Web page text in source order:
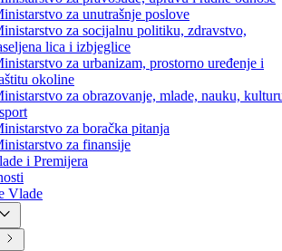
za privredu
za pravosuđe, upravu i radne odnose
za unutrašnje poslove
za socijalnu politiku, zdravstvo,
lica i izbjeglice
za urbanizam, prostorno uređenje i
okoline
za obrazovanje, mlade, nauku,
za boračka pitanja
za finansije
i Premijera
Vlade